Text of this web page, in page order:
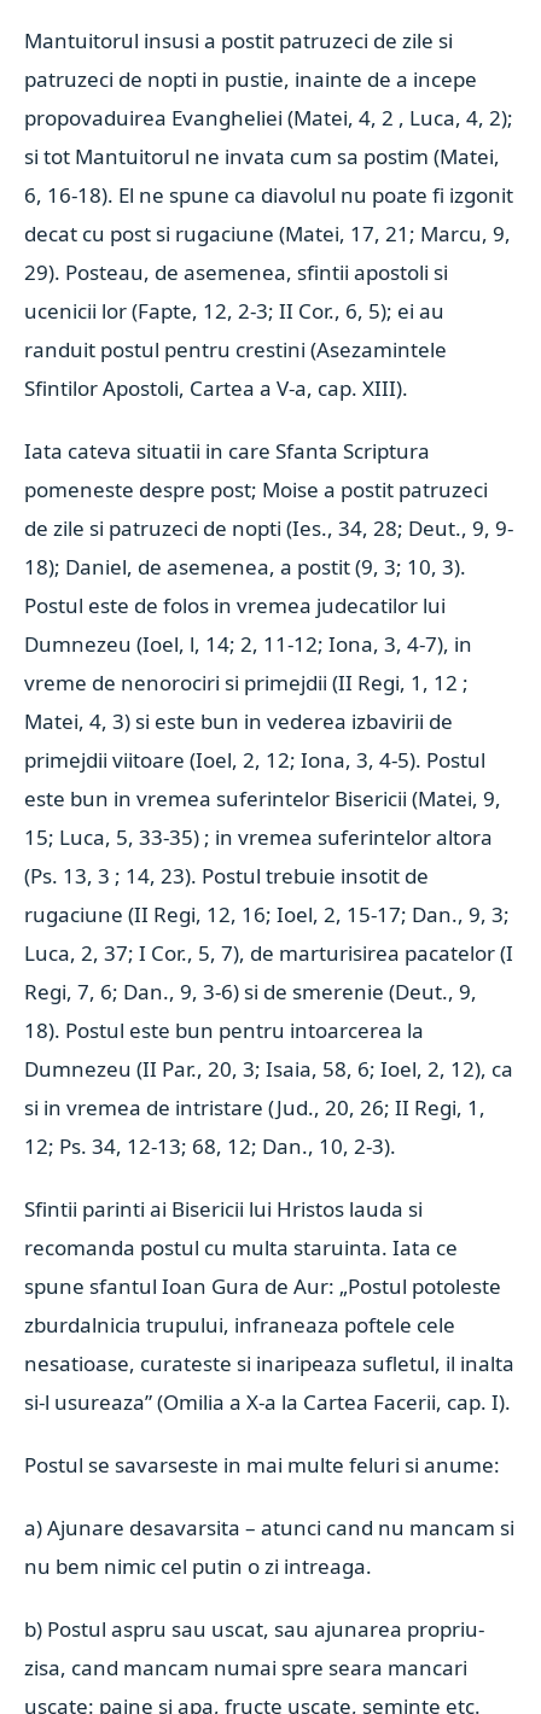
Mantuitorul insusi a postit patruzeci de zile si
patruzeci de nopti in pustie, inainte de a incepe
propovaduirea Evangheliei (Matei, 4, 2 , Luca, 4, 2);
si tot Mantuitorul ne invata cum sa postim (Matei,
6, 16-18). El ne spune ca diavolul nu poate fi izgonit
decat cu post si rugaciune (Matei, 17, 21; Marcu, 9,
29). Posteau, de asemenea, sfintii apostoli si
ucenicii lor (Fapte, 12, 2-3; II Cor., 6, 5); ei au
randuit postul pentru crestini (Asezamintele
Sfintilor Apostoli, Cartea a V-a, cap. XIII).
Iata cateva situatii in care Sfanta Scriptura
pomeneste despre post; Moise a postit patruzeci
de zile si patruzeci de nopti (Ies., 34, 28; Deut., 9, 9-
18); Daniel, de asemenea, a postit (9, 3; 10, 3).
Postul este de folos in vremea judecatilor lui
Dumnezeu (Ioel, l, 14; 2, 11-12; Iona, 3, 4-7), in
vreme de nenorociri si primejdii (II Regi, 1, 12 ;
Matei, 4, 3) si este bun in vederea izbavirii de
primejdii viitoare (Ioel, 2, 12; Iona, 3, 4-5). Postul
este bun in vremea suferintelor Bisericii (Matei, 9,
15; Luca, 5, 33-35) ; in vremea suferintelor altora
(Ps. 13, 3 ; 14, 23). Postul trebuie insotit de
rugaciune (II Regi, 12, 16; Ioel, 2, 15-17; Dan., 9, 3;
Luca, 2, 37; I Cor., 5, 7), de marturisirea pacatelor (I
Regi, 7, 6; Dan., 9, 3-6) si de smerenie (Deut., 9,
18). Postul este bun pentru intoarcerea la
Dumnezeu (II Par., 20, 3; Isaia, 58, 6; Ioel, 2, 12), ca
si in vremea de intristare (Jud., 20, 26; II Regi, 1,
12; Ps. 34, 12-13; 68, 12; Dan., 10, 2-3).
Sfintii parinti ai Bisericii lui Hristos lauda si
recomanda postul cu multa staruinta. Iata ce
spune sfantul Ioan Gura de Aur: „Postul potoleste
zburdalnicia trupului, infraneaza poftele cele
nesatioase, curateste si inaripeaza sufletul, il inalta
si-l usureaza” (Omilia a X-a la Cartea Facerii, cap. I).
Postul se savarseste in mai multe feluri si anume:
a) Ajunare desavarsita – atunci cand nu mancam si
nu bem nimic cel putin o zi intreaga.
b) Postul aspru sau uscat, sau ajunarea propriu-
zisa, cand mancam numai spre seara mancari
uscate: paine si apa, fructe uscate, seminte etc.